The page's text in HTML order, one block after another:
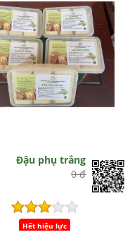
Đậu phụ trắng
0 đ
Hết hiệu lực